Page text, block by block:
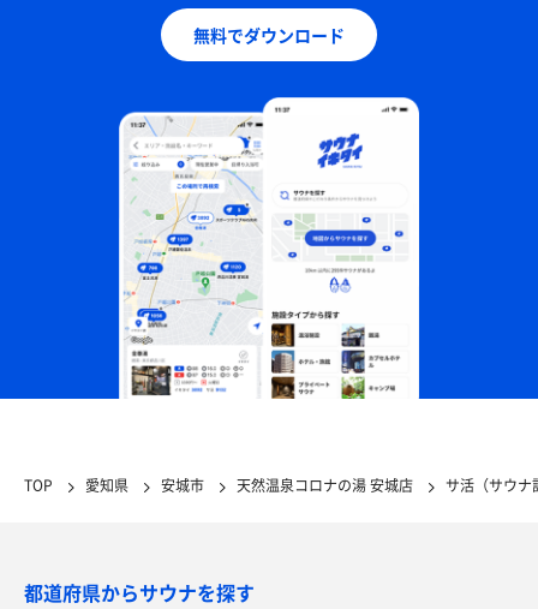
無料でダウンロード
TOP 愛知県 安城市 天然温泉コロナの湯 安城店 サ活（サウナ
都道府県からサウナを探す